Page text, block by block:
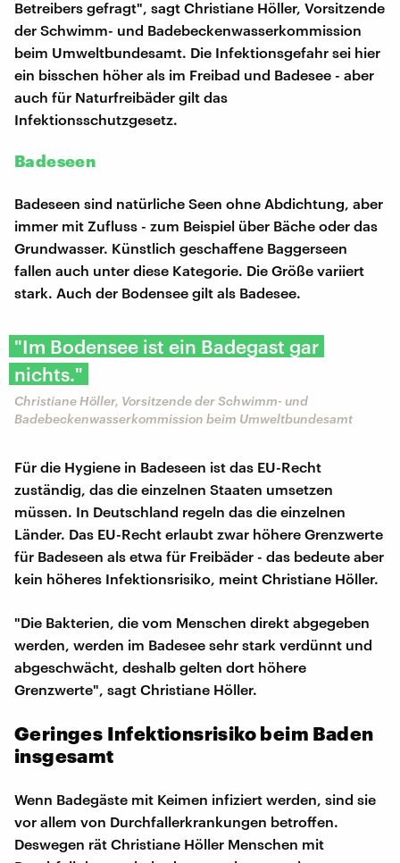
Betreibers gefragt", sagt Christiane Höller, Vorsitzende
der Schwimm- und Badebeckenwasserkommission
beim Umweltbundesamt. Die Infektionsgefahr sei hier
ein bisschen höher als im Freibad und Badesee - aber
auch für Naturfreibäder gilt das
Infektionsschutzgesetz.
Badeseen
Badeseen sind natürliche Seen ohne Abdichtung, aber
immer mit Zufluss - zum Beispiel über Bäche oder das
Grundwasser. Künstlich geschaffene Baggerseen
fallen auch unter diese Kategorie. Die Größe variiert
stark. Auch der Bodensee gilt als Badesee.
"Im Bodensee ist ein Badegast gar
nichts."
Christiane Höller, Vorsitzende der Schwimm- und
Badebeckenwasserkommission beim Umweltbundesamt
Für die Hygiene in Badeseen ist das EU-Recht
zuständig, das die einzelnen Staaten umsetzen
müssen. In Deutschland regeln das die einzelnen
Länder. Das EU-Recht erlaubt zwar höhere Grenzwerte
für Badeseen als etwa für Freibäder - das bedeute aber
kein höheres Infektionsrisiko, meint Christiane Höller.
"Die Bakterien, die vom Menschen direkt abgegeben
werden, werden im Badesee sehr stark verdünnt und
abgeschwächt, deshalb gelten dort höhere
Grenzwerte", sagt Christiane Höller.
Geringes Infektionsrisiko beim Baden
insgesamt
Wenn Badegäste mit Keimen infiziert werden, sind sie
vor allem von Durchfallerkrankungen betroffen.
Deswegen rät Christiane Höller Menschen mit